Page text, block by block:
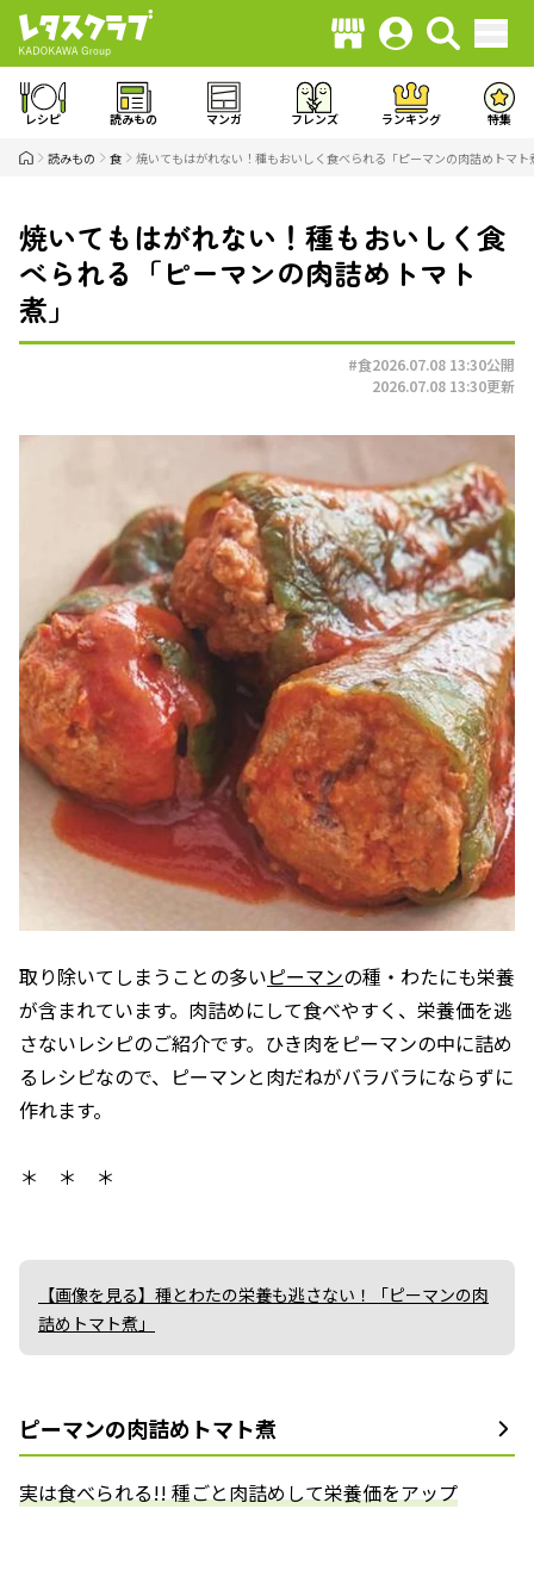
レシピ 読みもの マンガ フレンズ ランキング 特集
読みもの 食 焼いてもはがれない！種もおいしく食べられる「ピーマンの肉詰めトマト
焼いてもはがれない！種もおいしく食
べられる「ピーマンの肉詰めトマト
煮」
#食2026.07.08 13:30公開
2026.07.08 13:30更新
取り除いてしまうことの多いピーマンの種・わたにも栄養
が含まれています。肉詰めにして食べやすく、栄養価を逃
さないレシピのご紹介です。ひき肉をピーマンの中に詰め
るレシピなので、ピーマンと肉だねがバラバラにならずに
作れます。
＊ ＊ ＊
【画像を見る】種とわたの栄養も逃さない！「ピーマンの肉
詰めトマト煮」
ピーマンの肉詰めトマト煮
実は食べられる!! 種ごと肉詰めして栄養価をアップ